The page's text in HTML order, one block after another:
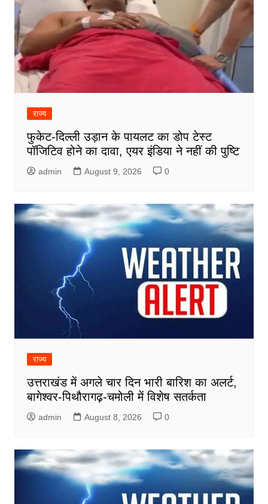
राज्य
फुकेट-दिल्ली उड़ान के पायलट का डोप टेस्ट
पॉजिटिव होने का दावा, एयर इंडिया ने नहीं की पुष्टि
admin August 9, 2026 0
राज्य
उत्तराखंड में अगले चार दिन भारी बारिश का अलर्ट,
बागेश्वर-पिथौरागढ़-चमोली में विशेष सतर्कता
admin August 8, 2026 0